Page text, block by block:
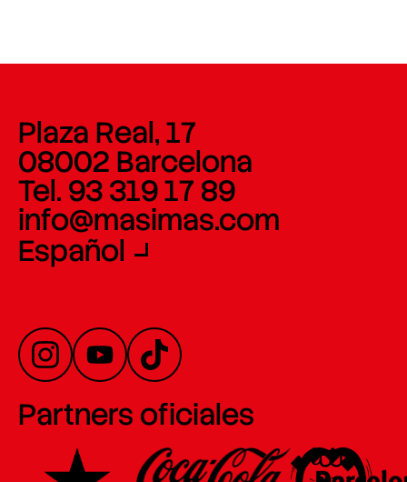
Plaza Real, 17
08002 Barcelona
Tel. 93 319 17 89
info@masimas.com
Español
Partners oficiales